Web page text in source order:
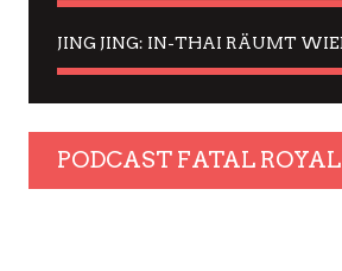
PODCAST FATAL ROYAL